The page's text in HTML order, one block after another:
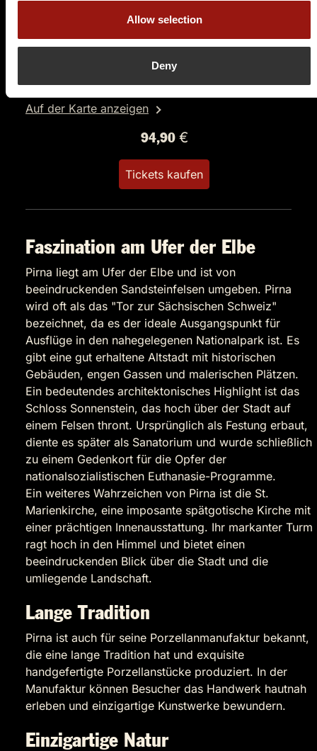
Allow selection
Deny
FR.
23.04.2027 19:00 Uhr
Der Polterabendkiller
01796 Pirna
Auf der Karte anzeigen
94,90 €
Tickets kaufen
Faszination am Ufer der Elbe
Pirna liegt am Ufer der Elbe und ist von
beeindruckenden Sandsteinfelsen umgeben. Pirna
wird oft als das "Tor zur Sächsischen Schweiz"
bezeichnet, da es der ideale Ausgangspunkt für
Ausflüge in den nahegelegenen Nationalpark ist. Es
gibt eine gut erhaltene Altstadt mit historischen
Gebäuden, engen Gassen und malerischen Plätzen.
Ein bedeutendes architektonisches Highlight ist das
Schloss Sonnenstein, das hoch über der Stadt auf
einem Felsen thront. Ursprünglich als Festung erbaut,
diente es später als Sanatorium und wurde schließlich
zu einem Gedenkort für die Opfer der
nationalsozialistischen Euthanasie-Programme.
Ein weiteres Wahrzeichen von Pirna ist die St.
Marienkirche, eine imposante spätgotische Kirche mit
einer prächtigen Innenausstattung. Ihr markanter Turm
ragt hoch in den Himmel und bietet einen
beeindruckenden Blick über die Stadt und die
umliegende Landschaft.
Lange Tradition
Pirna ist auch für seine Porzellanmanufaktur bekannt,
die eine lange Tradition hat und exquisite
handgefertigte Porzellanstücke produziert. In der
Manufaktur können Besucher das Handwerk hautnah
erleben und einzigartige Kunstwerke bewundern.
Einzigartige Natur